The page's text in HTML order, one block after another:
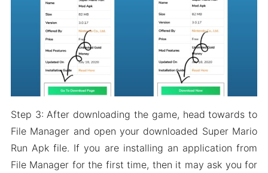
Step 3: After downloading the game, head towards to
File Manager and open your downloaded Super Mario
Run Apk file. If you are installing an application from
File Manager for the first time, then it may ask you for